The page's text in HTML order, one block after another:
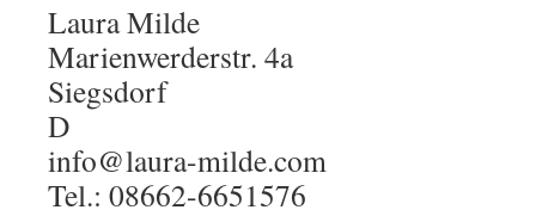
Laura Milde
Marienwerderstr. 4a
Siegsdorf
D
info@laura-milde.com
Tel.: 08662-6651576